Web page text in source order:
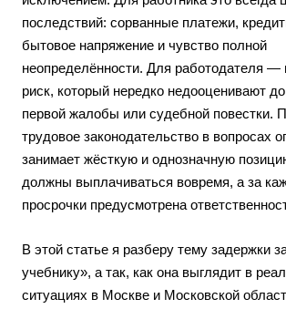
последствий: сорванные платежи,
бытовое напряжение и чувство полной
неопределённости. Для работодателя —
риск, который нередко недооценивают
первой жалобы или судебной повестки.
трудовое законодательство в вопросах
занимает жёсткую и однозначную
должны выплачиваться вовремя, а за
просрочки предусмотрена
В этой статье я разберу тему задержки
учебнику», а так, как она выглядит в
ситуациях в Москве и Московской